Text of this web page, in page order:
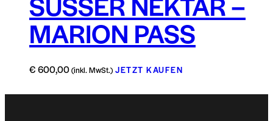
ARION PASS
€600,00(inkl. MwSt.) JETZT KAUFEN